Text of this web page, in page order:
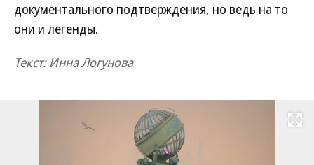
документального подтверждения, но ведь на то
они и легенды.
Текст: Инна Логунова
Развернуть